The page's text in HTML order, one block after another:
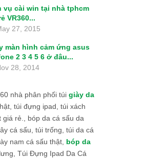
vụ cài win tại nhà tphcm
VR360...
27, 2015
màn hình cảm ứng asus
2 3 4 5 6 ở đâu...
28, 2014
nhà phân phối túi giày da
túi đựng ipad, túi xách
giá rẻ., bóp da cá sấu da
cá sấu, túi trống, túi da cá
nam cá sấu thật, bóp da
Túi Đựng Ipad Da Cá